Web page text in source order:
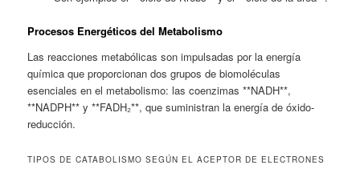
Procesos Energéticos del Metabolismo
Las reacciones metabólicas son impulsadas por la energía
química que proporcionan dos grupos de biomoléculas
esenciales en el metabolismo: las coenzimas **NADH**,
**NADPH** y **FADH₂**, que suministran la energía de óxido-
reducción.
TIPOS DE CATABOLISMO SEGÚN EL ACEPTOR DE ELECTRONES